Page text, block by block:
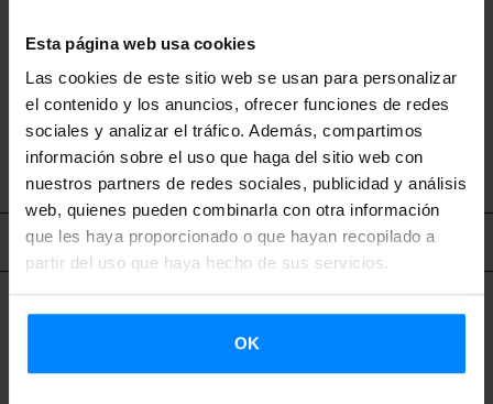
Esta página web usa cookies
Las cookies de este sitio web se usan para personalizar
el contenido y los anuncios, ofrecer funciones de redes
sociales y analizar el tráfico. Además, compartimos
información sobre el uso que haga del sitio web con
nuestros partners de redes sociales, publicidad y análisis
web, quienes pueden combinarla con otra información
que les haya proporcionado o que hayan recopilado a
partir del uso que haya hecho de sus servicios.
OK
figuras más relevantes del arte europeo del siglo XX.
VOLVER
Contenido relacionado